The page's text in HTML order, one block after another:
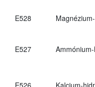
E528
E527
E526 Kalcium-